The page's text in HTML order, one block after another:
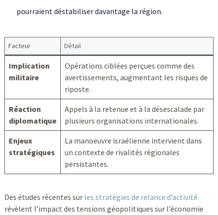
pourraient déstabiliser davantage la région.
Facteur Détail
Implication
militaire
Opérations ciblées perçues comme des
avertissements, augmentant les risques de
riposte.
Réaction
diplomatique
Appels à la retenue et à la désescalade par
plusieurs organisations internationales.
Enjeux
stratégiques
La manoeuvre israélienne intervient dans
un contexte de rivalités régionales
persistantes.
Des études récentes sur les stratégies de relance d’activité
révèlent l’impact des tensions géopolitiques sur l’économie